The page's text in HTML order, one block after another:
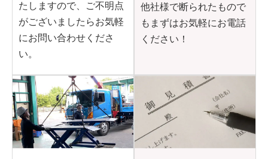
たしますので、ご不明点
がございましたらお気軽
にお問い合わせくださ
い。
他社様で断られたもので
もまずはお気軽にお電話
ください！